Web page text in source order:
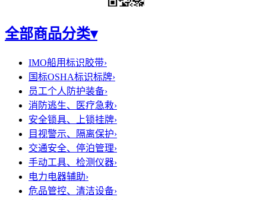
全部商品分类▾
IMO船用标识胶带›
国标OSHA标识标牌›
员工个人防护装备›
消防逃生、医疗急救›
安全锁具、上锁挂牌›
目视警示、隔离保护›
交通安全、停泊管理›
手动工具、检测仪器›
电力电器辅助›
危品管控、清洁设备›